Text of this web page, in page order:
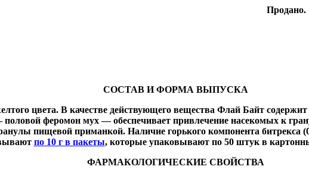
Продано.
СОСТАВ И ФОРМА ВЫПУСКА
цвета. В качестве действующего вещества Флай Байт
феромон мух — обеспечивает привлечение насекомых к
пищевой приманкой. Наличие горького компонента
по 10 г в пакеты, которые упаковывают по 50 штук в
ФАРМАКОЛОГИЧЕСКИЕ СВОЙСТВА